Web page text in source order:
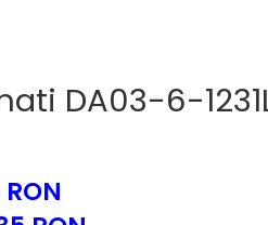
DA03-6-